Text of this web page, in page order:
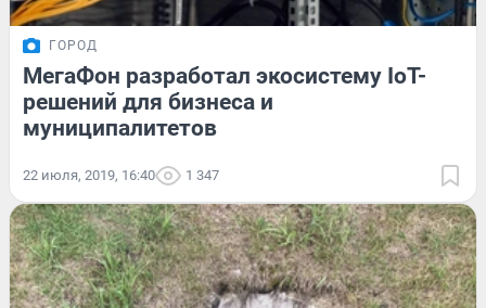
ГОРОД
МегаФон разработал экосистему IoT-
решений для бизнеса и
муниципалитетов
22 июля, 2019, 16:40 1 347